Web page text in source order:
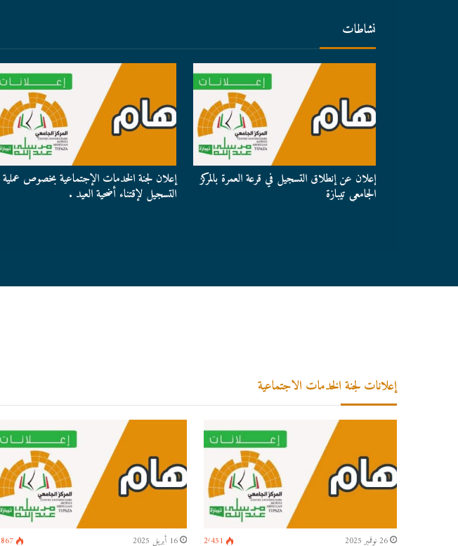
نشاطات
إعلان عن إنطلاق التسجيل في قرعة العمرة بالمركز
الجامعي تيبازة
إعلان لجنة الخدمات الإجتماعية بخصوص عملية
التسجيل لإقتناء أضحية العيد .
إعلانات لجنة الخدمات الاجتماعية
26 نوفمبر 2025 2٬451 16 أبريل 2025